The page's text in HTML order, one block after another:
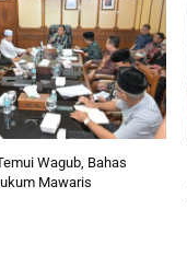
Wagub, Bahas
Mawaris